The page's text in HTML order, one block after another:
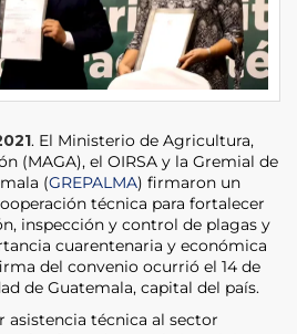
. El Ministerio de Agricultura,
(MAGA), el OIRSA y la Gremial de
(GREPALMA) firmaron un
técnica para fortalecer
inspección y control de plagas y
cuarentenaria y económica
del convenio ocurrió el 14 de
de Guatemala, capital del país.
asistencia técnica al sector